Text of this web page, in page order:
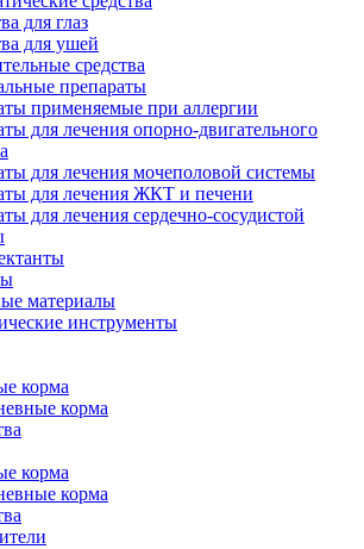
для глаз
для ушей
средства
препараты
применяемые при аллергии
для лечения опорно-двигательного
для лечения мочеполовой системы
для лечения ЖКТ и печени
для лечения сердечно-сосудистой
материалы
инструменты
корма
корма
корма
корма